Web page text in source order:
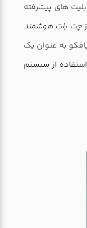
های پیشرفته
چت بات هوشمند
به عنوان یک
از سیستم